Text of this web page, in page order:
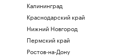
Калининград
Краснодарский край
Нижний Новгород
Пермский край
Ростов-на-Дону